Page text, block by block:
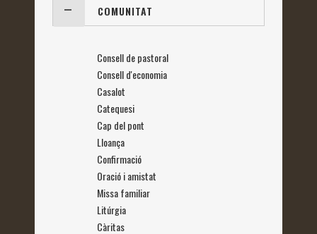
COMUNITAT
Consell de pastoral
Consell d'economia
Casalot
Catequesi
Cap del pont
Lloança
Confirmació
Oració i amistat
Missa familiar
Litúrgia
Càritas